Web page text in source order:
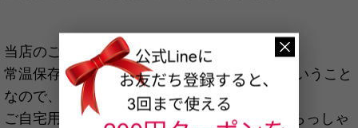
当店のご当地ラーメン、
常温保存可能で賞味期限も製造日から90日ということ
なので、
ご自宅用でご利用頂いている方もたくさんいらっしゃ